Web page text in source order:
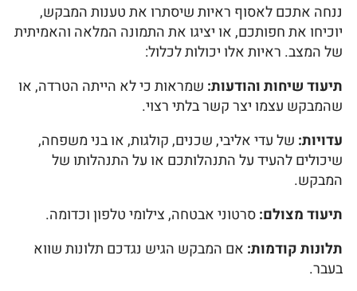
ננחה אתכם לאסוף ראיות שיסתרו את טענות המבקש,
יוכיחו את חפותכם, או יציגו את התמונה המלאה והאמיתית
של המצב. ראיות אלו יכולות לכלול:
תיעוד שיחות והודעות: שמראות כי לא הייתה הטרדה, או
שהמבקש עצמו יצר קשר בלתי רצוי.
עדויות: של עדי אליבי, שכנים, קולגות, או בני משפחה,
שיכולים להעיד על התנהלותכם או על התנהלותו של
המבקש.
תיעוד מצולם:סרטוני אבטחה, צילומי טלפון וכדומה.
תלונות קודמות: אם המבקש הגיש נגדכם תלונות שווא
בעבר.